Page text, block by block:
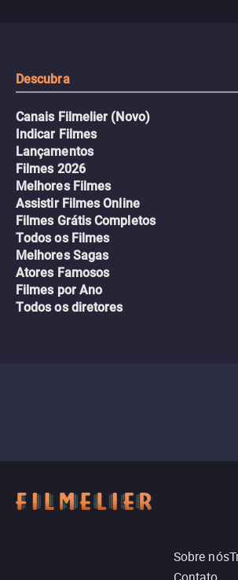
Descubra
Canais Filmelier (Novo)
Indicar Filmes
Lançamentos
Filmes 2026
Melhores Filmes
Assistir Filmes Online
Filmes Grátis Completos
Todos os Filmes
Melhores Sagas
Atores Famosos
Filmes por Ano
Todos os diretores
Sobre nós